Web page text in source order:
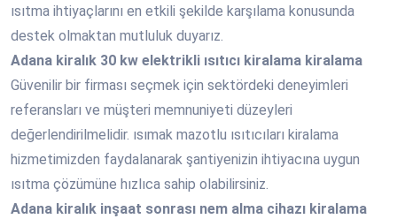
ısıtma ihtiyaçlarını en etkili şekilde karşılama konusunda
destek olmaktan mutluluk duyarız.
Adana kiralık 30 kw elektrikli ısıtıcı kiralama kiralama
Güvenilir bir firması seçmek için sektördeki deneyimleri
referansları ve müşteri memnuniyeti düzeyleri
değerlendirilmelidir. ısımak mazotlu ısıtıcıları kiralama
hizmetimizden faydalanarak şantiyenizin ihtiyacına uygun
ısıtma çözümüne hızlıca sahip olabilirsiniz.
Adana kiralık inşaat sonrası nem alma cihazı kiralama